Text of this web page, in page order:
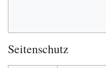
Seitenschutz